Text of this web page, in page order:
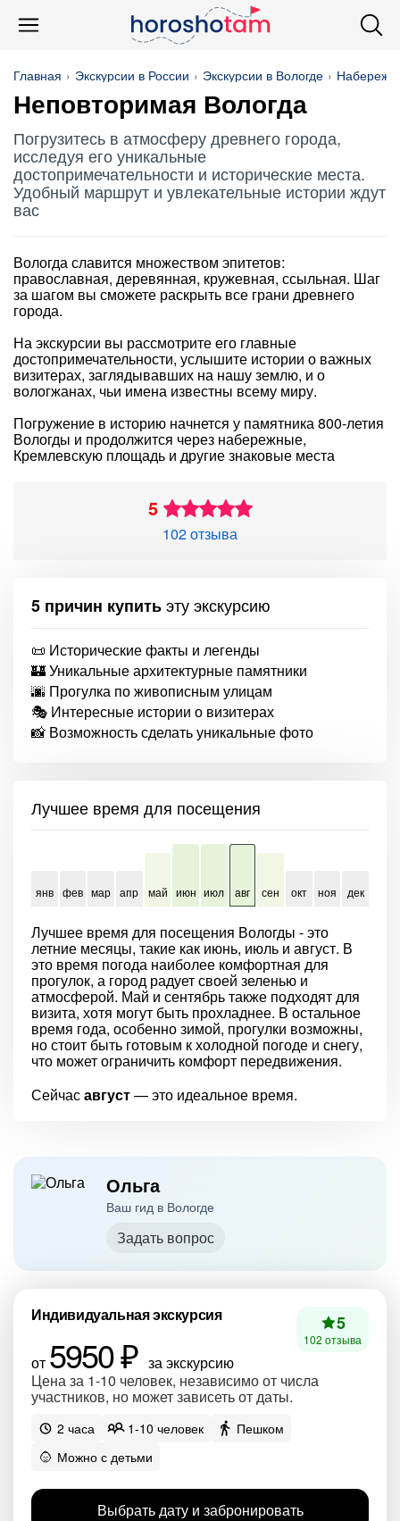
Главная Экскурсии в России Экскурсии в Вологде
Неповторимая Вологда
Погрузитесь в атмосферу древнего города,
исследуя его уникальные
достопримечательности и исторические места.
Удобный маршрут и увлекательные истории ждут
вас
Вологда славится множеством эпитетов:
православная, деревянная, кружевная, ссыльная. Шаг
за шагом вы сможете раскрыть все грани древнего
города.
На экскурсии вы рассмотрите его главные
достопримечательности, услышите истории о важных
визитерах, заглядывавших на нашу землю, и о
вологжанах, чьи имена известны всему миру.
Погружение в историю начнется у памятника 800-летия
Вологды и продолжится через набережные,
Кремлевскую площадь и другие знаковые места
5
102 отзыва
5 причин купитьэту экскурсию
📜 Исторические факты и легенды
🏰 Уникальные архитектурные памятники
🌆 Прогулка по живописным улицам
🎭 Интересные истории о визитерах
📸 Возможность сделать уникальные фото
Лучшее время для посещения
янв фев мар апр май июн июл авг сен окт ноя дек
Лучшее время для посещения Вологды - это
летние месяцы, такие как июнь, июль и август. В
это время погода наиболее комфортная для
прогулок, а город радует своей зеленью и
атмосферой. Май и сентябрь также подходят для
визита, хотя могут быть прохладнее. В остальное
время года, особенно зимой, прогулки возможны,
но стоит быть готовым к холодной погоде и снегу,
что может ограничить комфорт передвижения.
Сейчасавгуст— это идеальное время.
Ольга
Ваш гид в Вологде
Задать вопрос
Индивидуальная экскурсия
от 5950 ₽ за экскурсию
Цена за 1-10 человек, независимо от числа
участников, но может зависеть от даты.
5
102 отзыва
2 часа 1-10 человек
Пешком
Можно с детьми
Выбрать дату и забронировать